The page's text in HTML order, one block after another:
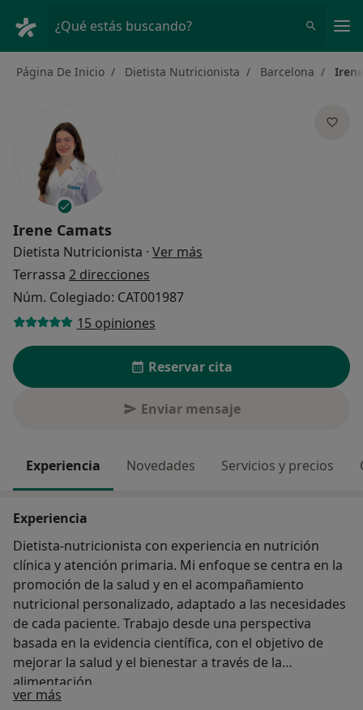
¿Qué estás buscando?
Página De Inicio Dietista Nutricionista Barcelona
Irene Camats
Dietista Nutricionista · Ver más
Terrassa 2 direcciones
Núm. Colegiado: CAT001987
15 opiniones
Reservar cita
Enviar mensaje
Experiencia Novedades Servicios y precios
Experiencia
Dietista-nutricionista con experiencia en nutrición
clínica y atención primaria. Mi enfoque se centra en la
promoción de la salud y en el acompañamiento
nutricional personalizado, adaptado a las necesidades
de cada paciente. Trabajo desde una perspectiva
basada en la evidencia científica, con el objetivo de
mejorar la salud y el bienestar a través de la
alimentación.
ver más